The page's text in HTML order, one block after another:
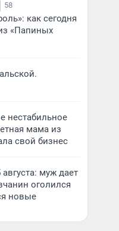
58
как сегодня
«Папиных
нестабильное
мама из
свой бизнес
муж дает
оголился
новые